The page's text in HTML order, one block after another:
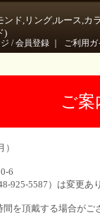
ンド,リング,ルース,カ
)
/ 会員登録｜ ご利用ガ
ご案
6
925-5587）は変更あ
を頂戴する場合がご